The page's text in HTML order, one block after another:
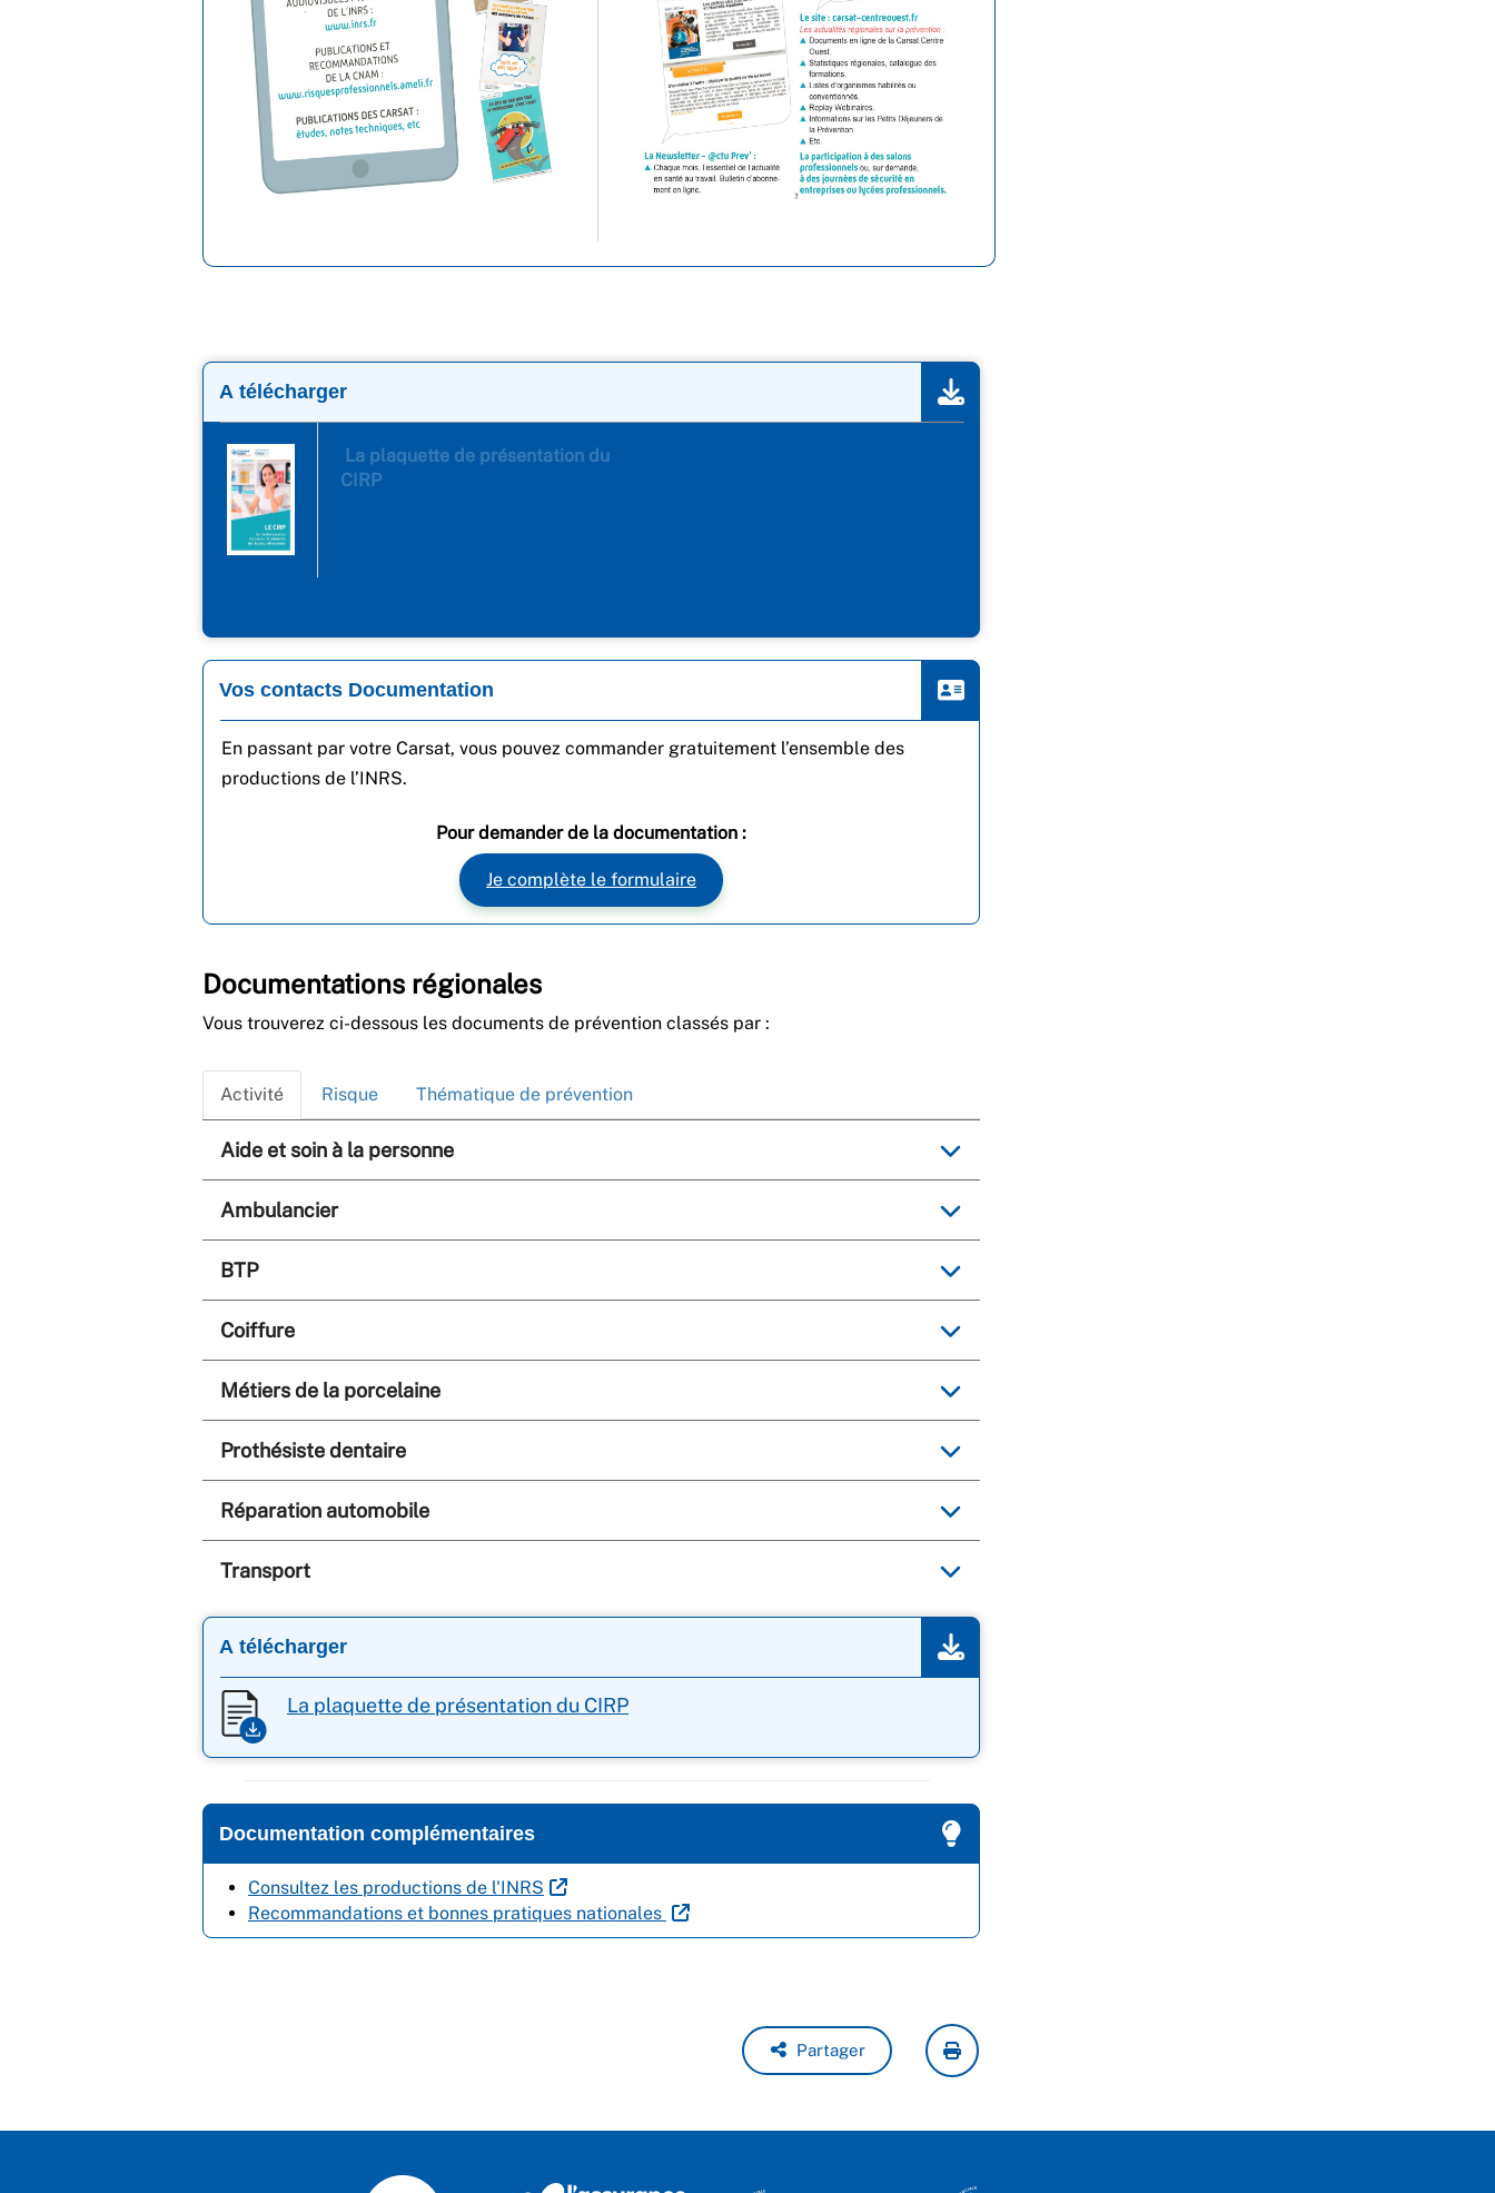
A télécharger
La plaquette de présentation du
CIRP
Vos contacts Documentation
En passant par votre Carsat, vous pouvez commander gratuitement l’ensemble des
productions de l’INRS.
Pour demander de la documentation :
Je complète le formulaire
Documentations régionales
Vous trouverez ci-dessous les documents de prévention classés par :
Activité Risque Thématique de prévention
Aide et soin à la personne
Ambulancier
BTP
Coiffure
Métiers de la porcelaine
Prothésiste dentaire
Réparation automobile
Transport
A télécharger
La plaquette de présentation du CIRP
Documentation complémentaires
Consultez les productions de l'INRS
Recommandations et bonnes pratiques nationales
Partager